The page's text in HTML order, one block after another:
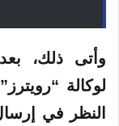
وأتى ذلك،
لوكالة
النظر في